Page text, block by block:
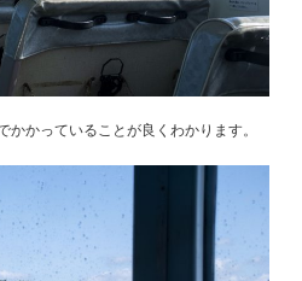
かっていることが良くわかります。